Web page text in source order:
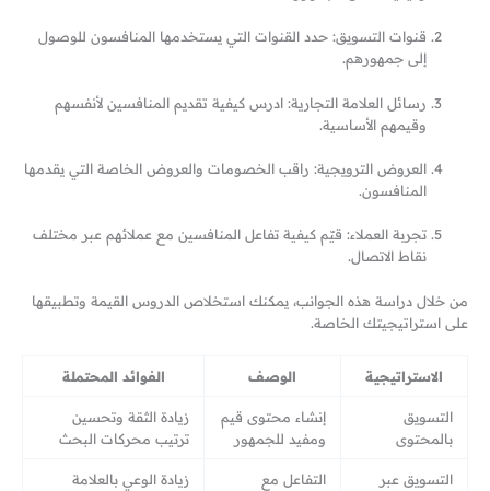
قنوات التسويق: حدد القنوات التي يستخدمها المنافسون للوصول
إلى جمهورهم.
رسائل العلامة التجارية: ادرس كيفية تقديم المنافسين لأنفسهم
وقيمهم الأساسية.
العروض الترويجية: راقب الخصومات والعروض الخاصة التي يقدمها
المنافسون.
تجربة العملاء: قيّم كيفية تفاعل المنافسين مع عملائهم عبر مختلف
نقاط الاتصال.
من خلال دراسة هذه الجوانب، يمكنك استخلاص الدروس القيمة وتطبيقها
على استراتيجيتك الخاصة.
الاستراتيجية الوصف الفوائد المحتملة
التسويق
بالمحتوى
إنشاء محتوى قيم
ومفيد للجمهور
زيادة الثقة وتحسين
ترتيب محركات البحث
التسويق عبر
التفاعل مع
زيادة الوعي بالعلامة